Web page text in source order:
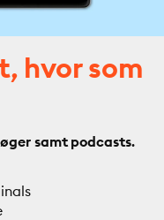
hvor som
samt podcasts.